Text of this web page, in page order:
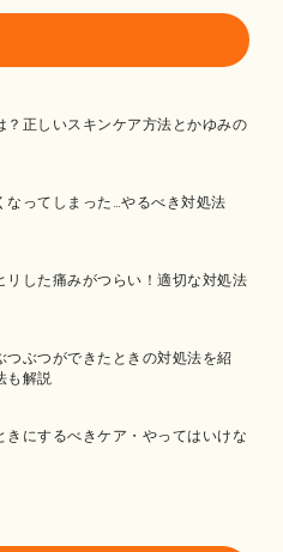
？正しいスキンケア方法とかゆみの
なってしまった…やるべき対処法
リした痛みがつらい！適切な対処法
つぶつができたときの対処法を紹
も解説
きにするべきケア・やってはいけな